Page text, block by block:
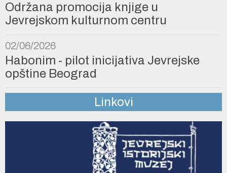
Održana promocija knjige u
Jevrejskom kulturnom centru
02/06/2026
Habonim - pilot inicijativa Jevrejske
opštine Beograd
Linkovi